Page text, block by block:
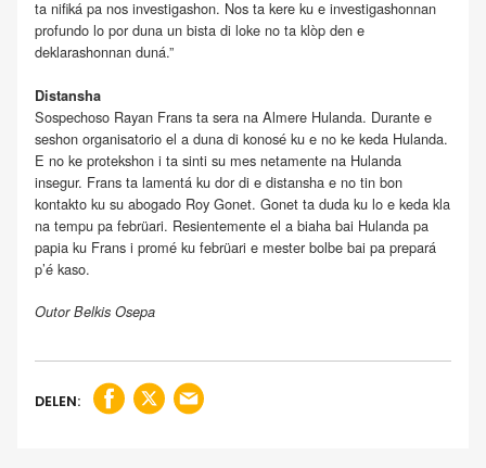
ta nifiká pa nos investigashon. Nos ta kere ku e investigashonnan
profundo lo por duna un bista di loke no ta klòp den e
deklarashonnan duná.”
Distansha
Sospechoso Rayan Frans ta sera na Almere Hulanda. Durante e
seshon organisatorio el a duna di konosé ku e no ke keda Hulanda.
E no ke protekshon i ta sinti su mes netamente na Hulanda
insegur. Frans ta lamentá ku dor di e distansha e no tin bon
kontakto ku su abogado Roy Gonet. Gonet ta duda ku lo e keda kla
na tempu pa febrüari. Resientemente el a biaha bai Hulanda pa
papia ku Frans i promé ku febrüari e mester bolbe bai pa prepará
p’é kaso.
Outor Belkis Osepa
DELEN: